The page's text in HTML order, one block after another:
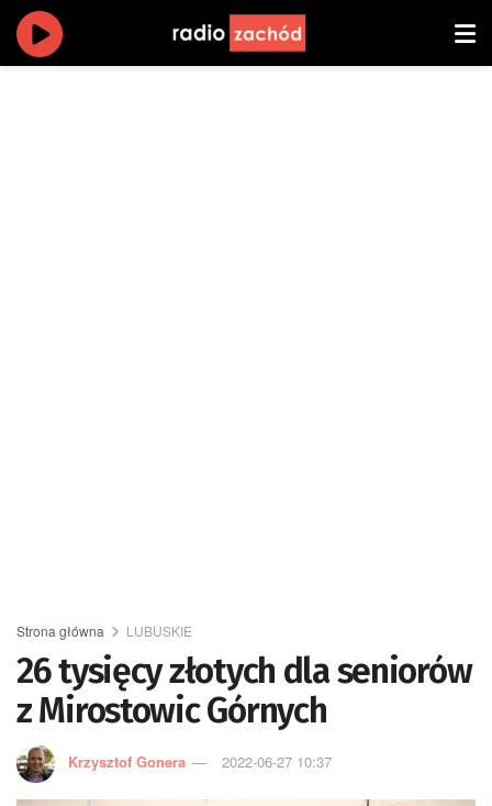
Strona główna LUBUSKIE
26 tysięcy złotych dla seniorów
z Mirostowic Górnych
Krzysztof Gonera 2022-06-27 10:37